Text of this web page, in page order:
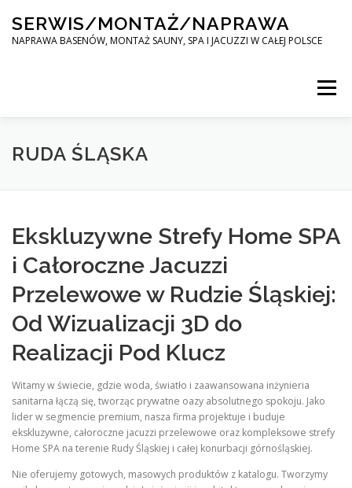
content
SERWIS/MONTAŻ/NAPRAWA
NAPRAWA BASENÓW, MONTAŻ SAUNY, SPA I JACUZZI W CAŁEJ POLSCE
Menu
SPA SERWIS
KONTAKT
RUDA ŚLĄSKA
Ekskluzywne Strefy Home SPA
i Całoroczne Jacuzzi
Przelewowe w Rudzie Śląskiej:
Od Wizualizacji 3D do
Realizacji Pod Klucz
Witamy w świecie, gdzie woda, światło i zaawansowana inżynieria
sanitarna łączą się, tworząc prywatne oazy absolutnego spokoju. Jako
lider w segmencie premium, nasza firma projektuje i buduje
ekskluzywne, całoroczne jacuzzi przelewowe oraz kompleksowe strefy
Home SPA na terenie Rudy Śląskiej i całej konurbacji górnośląskiej.
Nie oferujemy gotowych, masowych produktów z katalogu. Tworzymy